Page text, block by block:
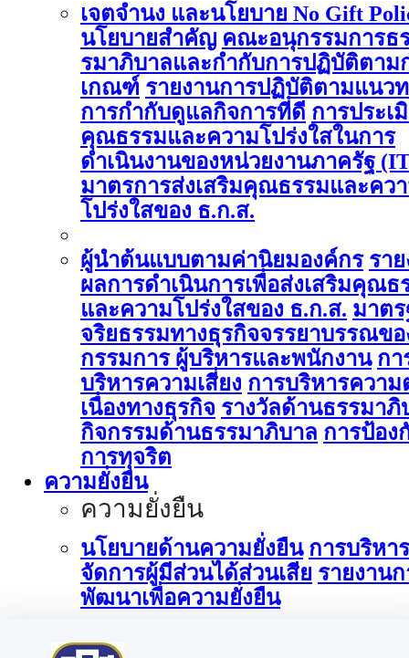
เจตจำนง และนโยบาย No Gift
นโยบายสำคัญ คณะอนุกรรมการธ
รมาภิบาลและกำกับการปฏิบัติตาม
เกณฑ์ รายงานการปฏิบัติตามแนว
การกำกับดูแลกิจการที่ดี การประเ
คุณธรรมและความโปร่งใสในการ
ดำเนินงานของหน่วยงานภาครัฐ
มาตรการส่งเสริมคุณธรรมและคว
โปร่งใสของ ธ.ก.ส.
ผู้นำต้นแบบตามค่านิยมองค์กร รา
ผลการดำเนินการเพื่อส่งเสริมคุณธ
และความโปร่งใสของ ธ.ก.ส. มาต
จริยธรรมทางธุรกิจจรรยาบรรณขอ
กรรมการ ผู้บริหารและพนักงาน กา
บริหารความเสี่ยง การบริหารความ
เนื่องทางธุรกิจ รางวัลด้านธรรมาภิ
กิจกรรมด้านธรรมาภิบาล การป้อง
การทุจริต
ความยั่งยืน
ความยั่งยืน
นโยบายด้านความยั่งยืน การบริหาร
จัดการผู้มีส่วนได้ส่วนเสีย รายงานก
พัฒนาเพื่อความยั่งยืน
การบริหารจัดการด้านนวัตกรรม